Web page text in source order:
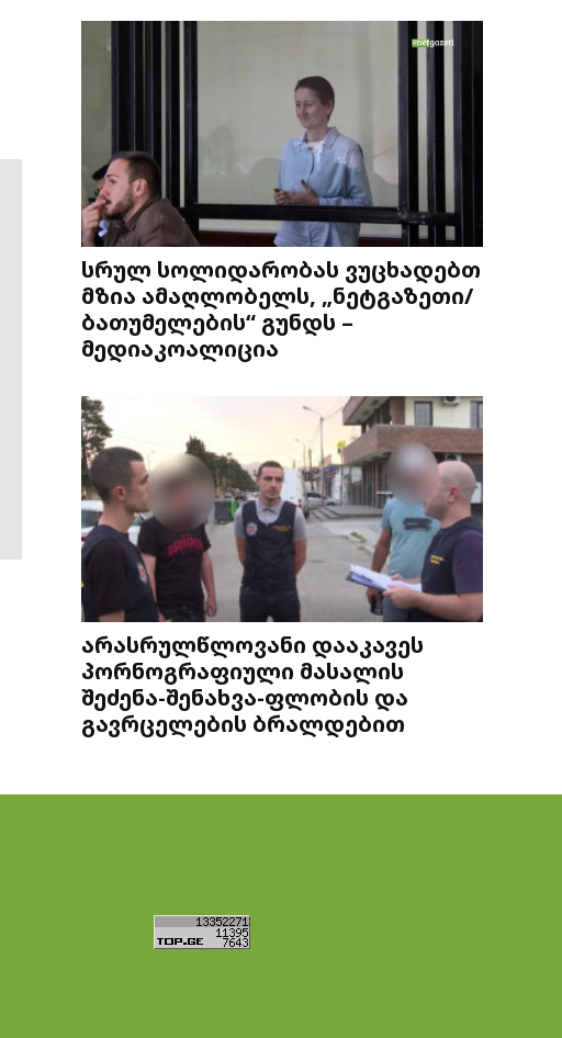
სრულ სოლიდარობას ვუცხადებთ
მზია ამაღლობელს, „ნეტგაზეთი/
ბათუმელების“ გუნდს –
მედიაკოალიცია
არასრულწლოვანი დააკავეს
პორნოგრაფიული მასალის
შეძენა-შენახვა-ფლობის და
გავრცელების ბრალდებით